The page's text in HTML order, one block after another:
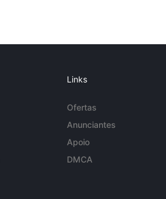
Links
Ofertas
Anunciantes
Apoio
DMCA